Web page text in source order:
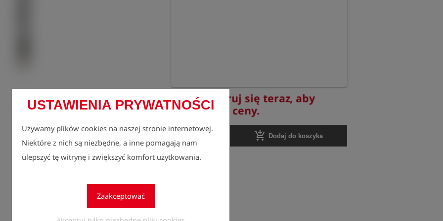
USTAWIENIA PRYWATNOŚCI
Używamy plików cookies na naszej stronie internetowej.
Niektóre z nich są niezbędne, a inne pomagają nam
ulepszyć tę witrynę i zwiększyć komfort użytkowania.
Zaakceptować
lockZarejestruj się teraz, aby
zobaczyć ceny.
Ilość
1 add_shopping_cart Dodaj do koszyka